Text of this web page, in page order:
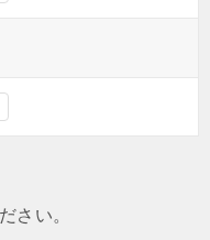
さい。